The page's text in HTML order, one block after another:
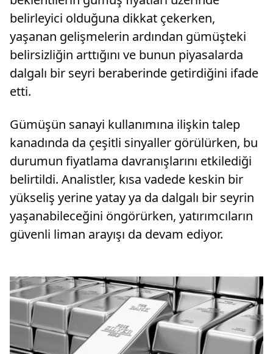
belirleyici olduğuna dikkat çekerken,
yaşanan gelişmelerin ardından gümüşteki
belirsizliğin arttığını ve bunun piyasalarda
dalgalı bir seyri beraberinde getirdiğini ifade
etti.
Gümüşün sanayi kullanımına ilişkin talep
kanadında da çeşitli sinyaller görülürken, bu
durumun fiyatlama davranışlarını etkilediği
belirtildi. Analistler, kısa vadede keskin bir
yükseliş yerine yatay ya da dalgalı bir seyrin
yaşanabileceğini öngörürken, yatırımcıların
güvenli liman arayışı da devam ediyor.